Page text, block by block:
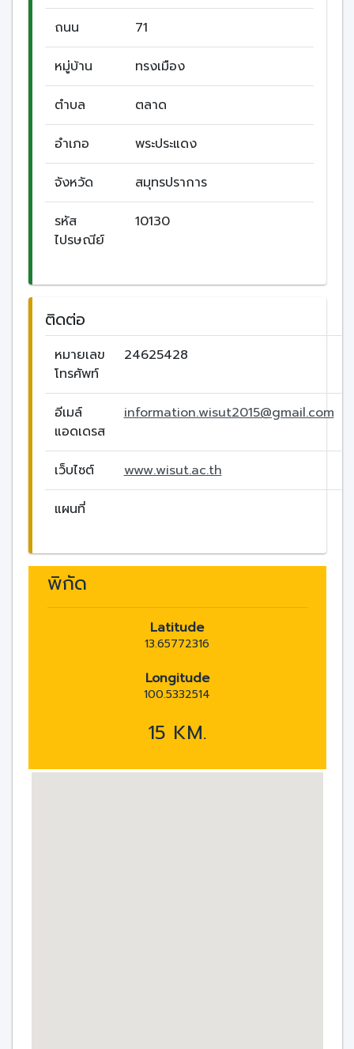
ถนน 71
หมู่บ้าน ทรงเมือง
ตำบล ตลาด
อำเภอ พระประแดง
จังหวัด สมุทรปราการ
รหัส
ไปรษณีย์
10130
ติดต่อ
หมายเลข
โทรศัพท์
24625428
อีเมล์
แอดเดรส
information.wisut2015@gmail.com
เว็บไซต์ www.wisut.ac.th
แผนที่
พิกัด
Latitude
13.65772316
Longitude
100.5332514
15 KM.